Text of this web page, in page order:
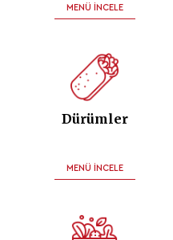
MENÜ İNCELE
Dürümler
MENÜ İNCELE